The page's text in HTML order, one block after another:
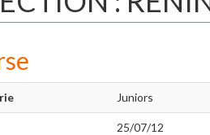
Juniors
25/07/12